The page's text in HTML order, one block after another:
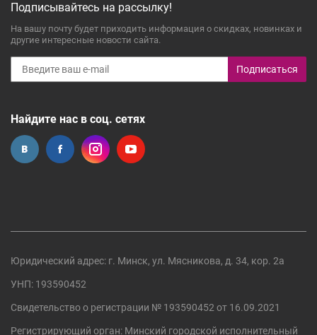
Подписывайтесь на рассылку!
На вашу почту будет приходить информация о скидках, новинках и
другие интересные новости сайта.
Подписаться
Найдите нас в соц. сетях
Юридический адрес: г. Минск, ул. Мясникова, д. 34, кор. 2а
УНП: 193590452
Свидетельство о регистрации № 193590452 от 16.09.2021
Регистрирующий орган: Минский городской исполнительный